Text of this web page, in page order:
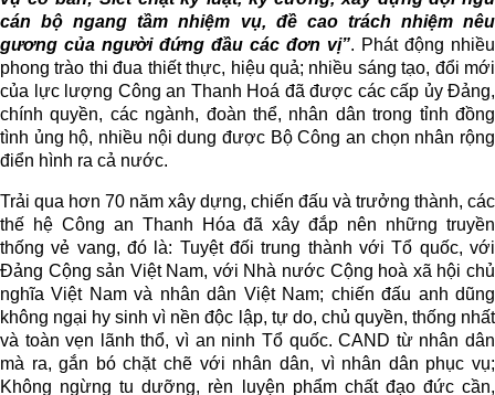
cán bộ ngang tầm nhiệm vụ, đề cao trách nhiệm nêu
gương của người đứng đầu các đơn vị”. Phát động nhiều
phong trào thi đua thiết thực, hiệu quả; nhiều sáng tạo, đổi mới
của lực lượng Công an Thanh Hoá đã được các cấp ủy Đảng,
chính quyền, các ngành, đoàn thể, nhân dân trong tỉnh đồng
tình ủng hộ, nhiều nội dung được Bộ Công an chọn nhân rộng
điển hình ra cả nước.
Trải qua hơn 70 năm xây dựng, chiến đấu và trưởng thành, các
thế hệ Công an Thanh Hóa đã xây đắp nên những truyền
thống vẻ vang, đó là: Tuyệt đối trung thành với Tổ quốc, với
Đảng Cộng sản Việt Nam, với Nhà nước Cộng hoà xã hội chủ
nghĩa Việt Nam và nhân dân Việt Nam; chiến đấu anh dũng
không ngại hy sinh vì nền độc lập, tự do, chủ quyền, thống nhất
và toàn vẹn lãnh thổ, vì an ninh Tổ quốc. CAND từ nhân dân
mà ra, gắn bó chặt chẽ với nhân dân, vì nhân dân phục vụ;
Không ngừng tu dưỡng, rèn luyện phẩm chất đạo đức cần,